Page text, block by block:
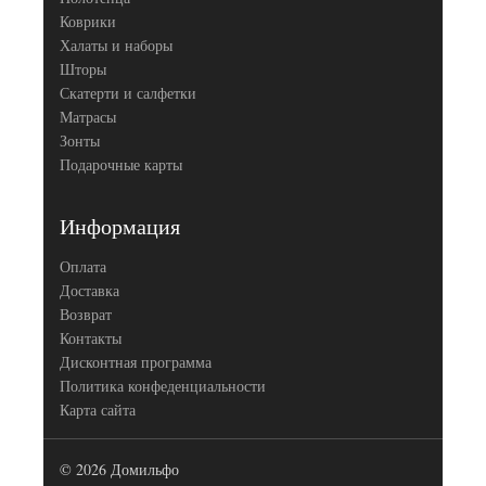
Коврики
Халаты и наборы
Шторы
Скатерти и салфетки
Матрасы
Зонты
Подарочные карты
Информация
Оплата
Доставка
Возврат
Контакты
Дисконтная программа
Политика конфеденциальности
Карта сайта
© 2026 Домильфо